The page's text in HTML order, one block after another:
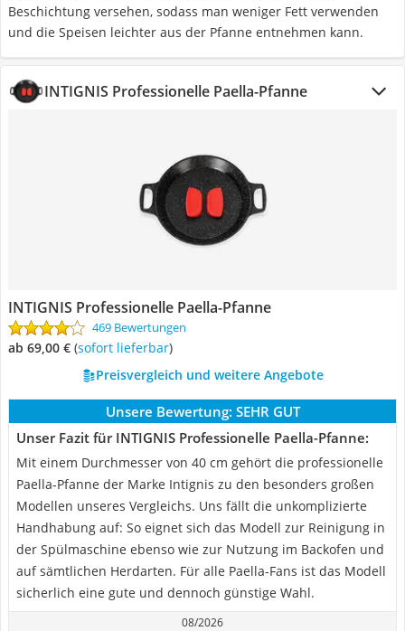
Beschichtung versehen, sodass man weniger Fett verwenden
und die Speisen leichter aus der Pfanne entnehmen kann.
INTIGNIS Professionelle Paella-Pfanne
INTIGNIS Professionelle Paella-Pfanne
469 Bewertungen
ab 69,00 € ( Sofort lieferbar)
Preisvergleich und weitere Angebote
Unsere Bewertung: SEHR GUT
Unser Fazit für INTIGNIS Professionelle Paella-Pfanne:
Mit einem Durchmesser von 40 cm gehört die professionelle
Paella-Pfanne der Marke Intignis zu den besonders großen
Modellen unseres Vergleichs. Uns fällt die unkomplizierte
Handhabung auf: So eignet sich das Modell zur Reinigung in
der Spülmaschine ebenso wie zur Nutzung im Backofen und
auf sämtlichen Herdarten. Für alle Paella-Fans ist das Modell
sicherlich eine gute und dennoch günstige Wahl.
08/2026